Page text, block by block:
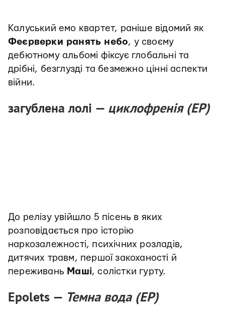
Калуський емо квартет, раніше відомий як
Феєрверки ранять небо, у своєму
дебютному альбомі фіксує глобальні та
дрібні, безглузді та безмежно цінні аспекти
війни.
загублена лолі — циклофренія (ЕР)
До релізу увійшло 5 пісень в яких
розповідається про історію
наркозалежності, психічних розладів,
дитячих травм, першої закоханості й
переживань Маші, солістки гурту.
Epolets — Темна вода (EP)